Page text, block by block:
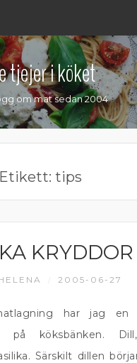
tjejer i köket
om mat sedan 2004
Etikett: tips
KRYDDOR
2005-06-27
har jag en
på köksbänken.
Särskilt dillen